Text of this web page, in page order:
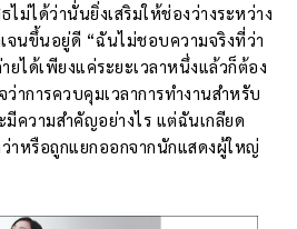
ไม่ได้ว่านั่นยิ่งเสริมให้ช่องว่างระหว่าง
จนขึ้นอยู่ดี “ฉันไม่ชอบความจริงที่ว่า
ยได้เพียงแค่ระยะเวลาหนึ่งแล้วก็ต้อง
าการควบคุมเวลาการทำงานสำหรับ
ความสำคัญอย่างไร แต่ฉันเกลียด
าหรือถูกแยกออกจากนักแสดงผู้ใหญ่